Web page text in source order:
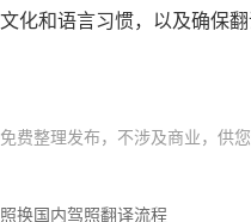
化和语言习惯，以及确保
费整理发布，不涉及商业，供
换国内驾照翻译流程